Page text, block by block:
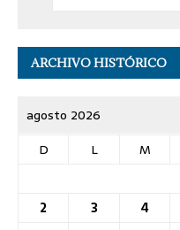
ARCHIVO HISTÓRICO
agosto 2026
D
L M
2
3 4